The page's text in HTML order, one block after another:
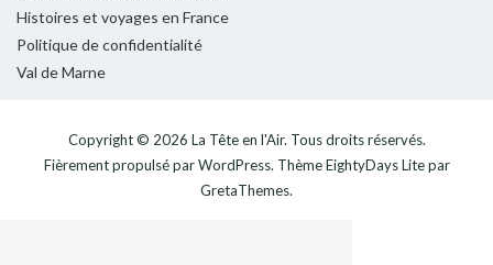
Histoires et voyages en France
Politique de confidentialité
Val de Marne
Copyright © 2026 La Tête en l'Air. Tous droits réservés.
Fièrement propulsé parWordPress. ThèmeEightyDays Litepar
GretaThemes.